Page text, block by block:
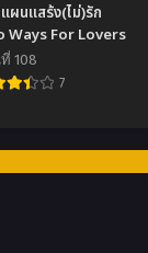
ผนแสร้ง(ไม่)รัก
Ways For Lovers
108
7